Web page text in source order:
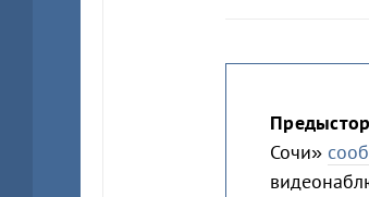
Сочи»